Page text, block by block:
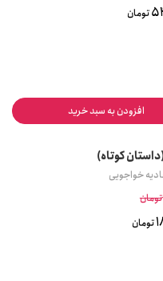
تومان
افزودن به سبد خرید
کوتاه)
خواجویی
تومان
تومان